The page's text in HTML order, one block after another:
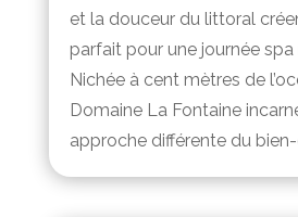
et la douceur du littoral
parfait pour une journée spa
Nichée à cent mètres de
Domaine La Fontaine
approche différente du